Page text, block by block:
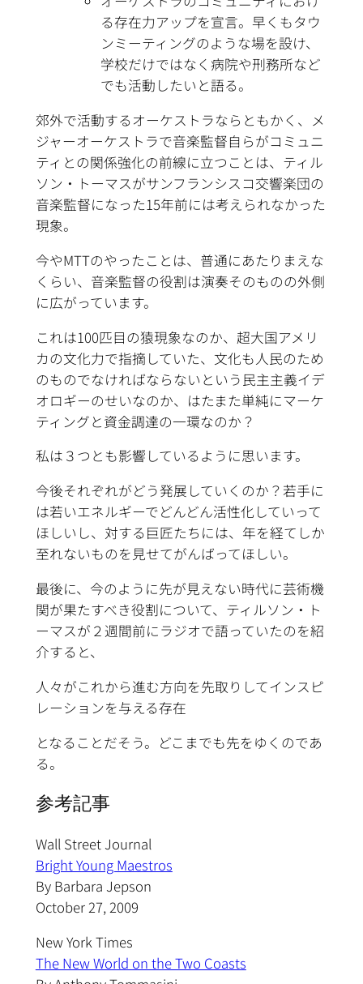
る存在力アップを宣言。早くもタウ
ンミーティングのような場を設け、
学校だけではなく病院や刑務所など
でも活動したいと語る。
郊外で活動するオーケストラならともかく、メ
ジャーオーケストラで音楽監督自らがコミュニ
ティとの関係強化の前線に立つことは、ティル
ソン・トーマスがサンフランシスコ交響楽団の
音楽監督になった15年前には考えられなかった
現象。
今やMTTのやったことは、普通にあたりまえな
くらい、音楽監督の役割は演奏そのものの外側
に広がっています。
これは100匹目の猿現象なのか、超大国アメリ
カの文化力で指摘していた、文化も人民のため
のものでなければならないという民主主義イデ
オロギーのせいなのか、はたまた単純にマーケ
ティングと資金調達の一環なのか？
私は３つとも影響しているように思います。
今後それぞれがどう発展していくのか？若手に
は若いエネルギーでどんどん活性化していって
ほしいし、対する巨匠たちには、年を経てしか
至れないものを見せてがんばってほしい。
最後に、今のように先が見えない時代に芸術機
関が果たすべき役割について、ティルソン・ト
ーマスが２週間前にラジオで語っていたのを紹
介すると、
人々がこれから進む方向を先取りしてインスピ
レーションを与える存在
となることだそう。どこまでも先をゆくのであ
る。
参考記事
Wall Street Journal
Bright Young Maestros
By Barbara Jepson
October 27, 2009
New York Times
The New World on the Two Coasts